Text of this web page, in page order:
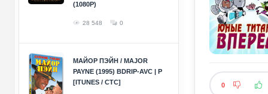
(1080P)
28 548 0
МАЙОР ПЭЙН / MAJOR
PAYNE (1995) BDRIP-AVC | P
[ITUNES / СТС]
0